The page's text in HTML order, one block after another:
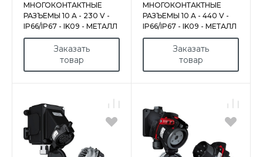
МНОГОКОНТАКТНЫЕ
РАЗЪЕМЫ 10 A - 230 V -
IP66/IP67 - IK09 - МЕТАЛЛ
Заказать
товар
МНОГОКОНТАКТНЫЕ
РАЗЪЕМЫ 10 A - 440 V -
IP66/IP67 - IK09 - МЕТАЛЛ
Заказать
товар